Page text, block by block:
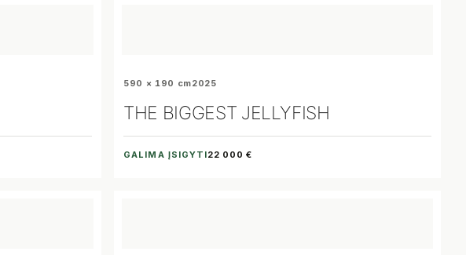
590 × 190 cm2025
THE BIGGEST JELLYFISH
GALIMA ĮSIGYTI22 000 €